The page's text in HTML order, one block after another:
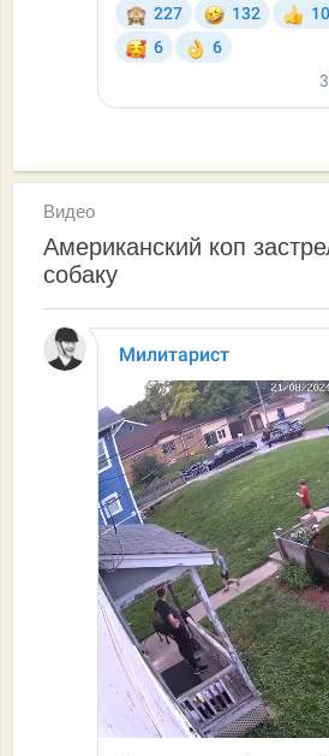
Видео
Американский коп
собаку